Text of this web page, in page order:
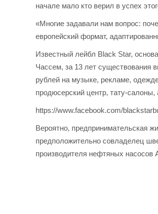
начале мало кто верил в успех
«Многие задавали нам вопрос:
европейский формат,
Известный лейбл Black Star,
Чассем, за 13 лет существования
рублей на музыке, рекламе,
продюсерский центр, тату-
https://www.facebook.com/
Вероятно, предпринимательская
предположительно совладелец
производителя нефтяных насосов